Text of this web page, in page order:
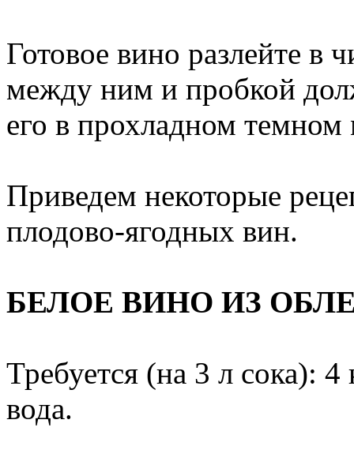
Готовое вино разлейте в
между ним и пробкой
его в прохладном темном
Приведем некоторые
плодово-ягодных вин.
БЕЛОЕ ВИНО ИЗ
Требуется (на 3 л сока):
вода.